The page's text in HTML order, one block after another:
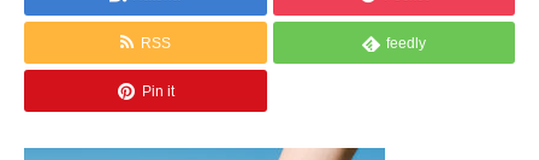
RSS feedly
Pin it